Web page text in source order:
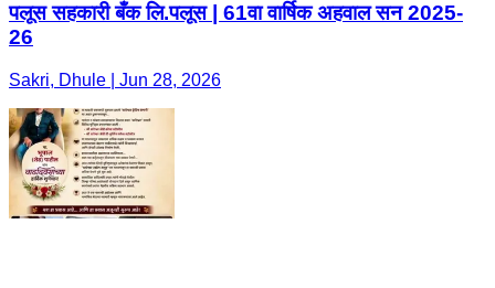
पलूस सहकारी बँक लि.पलूस | 61वा वार्षिक अहवाल सन 2025-
26
Sakri, Dhule | Jun 28, 2026